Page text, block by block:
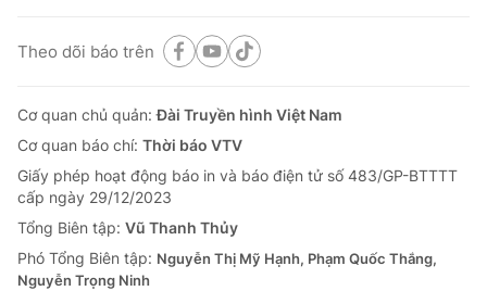
Theo dõi báo trên
Cơ quan chủ quản:Đài Truyền hình Việt Nam
Cơ quan báo chí: Thời báo VTV
Giấy phép hoạt động báo in và báo điện tử số 483/GP-BTTTT
cấp ngày 29/12/2023
Tổng Biên tập: Vũ Thanh Thủy
Phó Tổng Biên tập: Nguyễn Thị Mỹ Hạnh, Phạm Quốc Thắng,
Nguyễn Trọng Ninh